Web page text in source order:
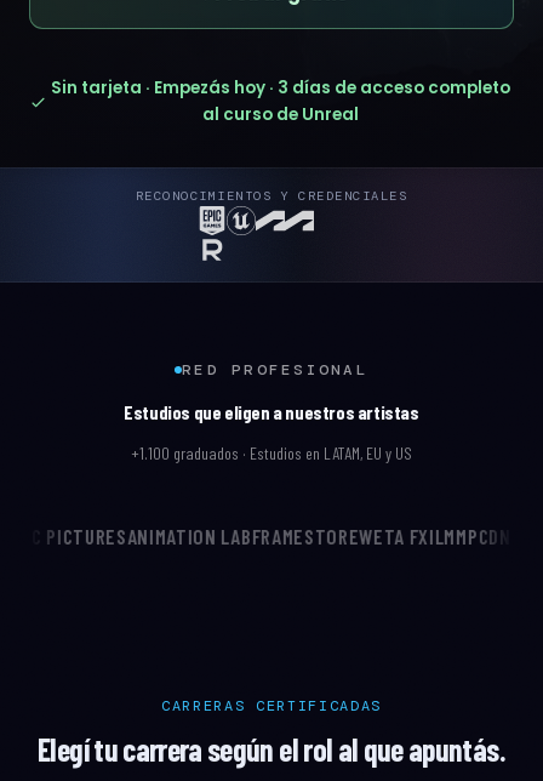
Sin tarjeta · Empezás hoy · 3 días de acceso completo
al curso de Unreal
RECONOCIMIENTOS Y CREDENCIALES
RED PROFESIONAL
Estudios que eligen a nuestros artistas
+1.100 graduados · Estudios en LATAM, EU y US
LABFRAMESTOREWETA FXILMMPCDNEGRODEO FXBLUR STUDIO
CARRERAS CERTIFICADAS
Elegí tu carrera según el rol al que apuntás.